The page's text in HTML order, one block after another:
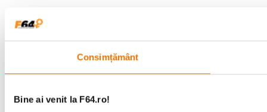
Consimțământ
Bine ai venit la F64.ro!